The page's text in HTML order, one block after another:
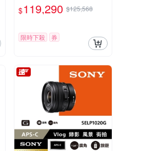
$119,290 $125,568
限時下殺 券